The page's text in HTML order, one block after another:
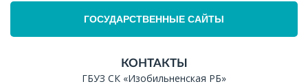
ГОСУДАРСТВЕННЫЕ САЙТЫ
КОНТАКТЫ
ГБУЗ СК «Изобильненская РБ»